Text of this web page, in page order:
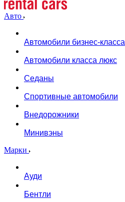
Авто
Автомобили бизнес-класса
Автомобили класса люкс
Седаны
Спортивные автомобили
Внедорожники
Минивэны
Марки
Ауди
Бентли